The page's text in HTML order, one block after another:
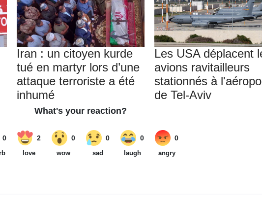
Iran : un citoyen kurde
tué en martyr lors d’une
attaque terroriste a été
inhumé
Les USA déplacent
avions ravitailleurs
stationnés à
de Tel-Aviv